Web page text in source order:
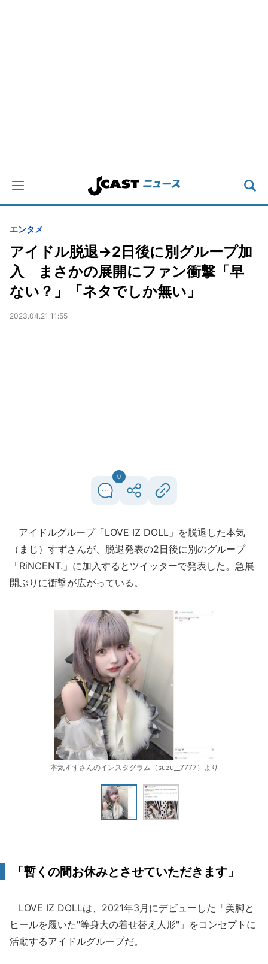
エンタメ
アイドル脱退→2日後に別グループ加
入 まさかの展開にファン衝撃「早
ない？」「ネタでしか無い」
2023.04.21 11:55
0
アイドルグループ「LOVE IZ DOLL」を脱退した本気
（まじ）すずさんが、脱退発表の2日後に別のグループ
「RiNCENT.」に加入するとツイッターで発表した。急展
開ぶりに衝撃が広がっている。
本気すずさんのインスタグラム（suzu__7777）より
「暫くの間お休みとさせていただきます」
LOVE IZ DOLLは、2021年3月にデビューした「美脚と
ヒールを履いた"等身大の着せ替え人形"」をコンセプトに
活動するアイドルグループだ。